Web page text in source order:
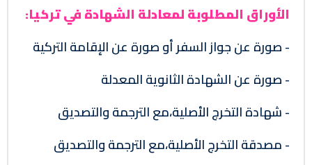
الأوراق المطلوبة لمعادلة الشهادة في تركيا:
- صورة عن جواز السفر أو صورة عن الإقامة التركية
- صورة عن الشهادة الثانوية المعدلة
- شهادة التخرج الأصلية،مع الترجمة والتصديق
- مصدقة التخرج الأصلية،مع الترجمة والتصديق